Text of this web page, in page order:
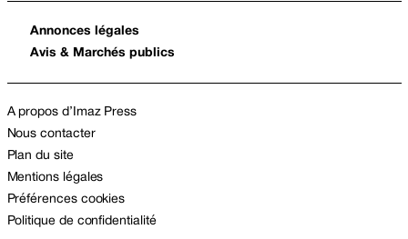
Annonces légales
Avis & Marchés publics
A propos d’Imaz Press
Nous contacter
Plan du site
Mentions légales
Préférences cookies
Politique de confidentialité